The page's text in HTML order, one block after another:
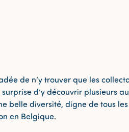
de n’y trouver que les
d’y découvrir plusieurs
belle diversité, digne de tous
en Belgique.